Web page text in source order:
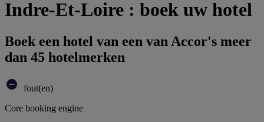
Indre-Et-Loire : boek uw hotel
Boek een hotel van een van Accor's meer
dan 45 hotelmerken
fout(en)
Core booking engine